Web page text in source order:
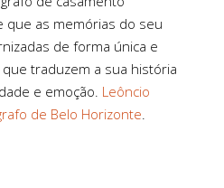
que as memórias do seu
de forma única e
traduzem a sua história
e emoção. Leôncio
de Belo Horizonte.